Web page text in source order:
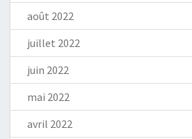
août 2022
juillet 2022
juin 2022
mai 2022
avril 2022